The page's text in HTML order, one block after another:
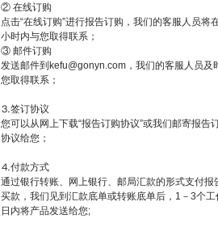
② 在线订购
点击“在线订购”进行报告订购，我们的客服人员将
小时内与您取得联系；
③ 邮件订购
发送邮件到kefu@gonyn.com，我们的客服人员及
您取得联系；
⒊签订协议
您可以从网上下载“报告订购协议”或我们邮寄报告
协议给您；
⒋付款方式
通过银行转账、网上银行、邮局汇款的形式支付报
买款，我们见到汇款底单或转账底单后，1－3个工
日内将产品发送给您;